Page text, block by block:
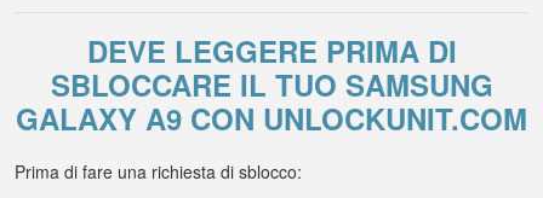
DEVE LEGGERE PRIMA DI
SBLOCCARE IL TUO SAMSUNG
GALAXY A9 CON UNLOCKUNIT.COM
Prima di fare una richiesta di sblocco: